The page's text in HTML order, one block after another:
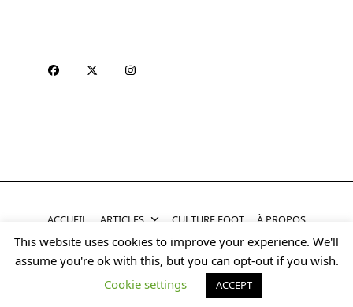
ACCUEIL ARTICLES CULTURE FOOT À PROPOS
Copyright © 2026Yuki Halo Blog ThemeDesigned By
WP Moose
This website uses cookies to improve your experience. We'll
assume you're ok with this, but you can opt-out if you wish.
Cookie settings
ACCEPT